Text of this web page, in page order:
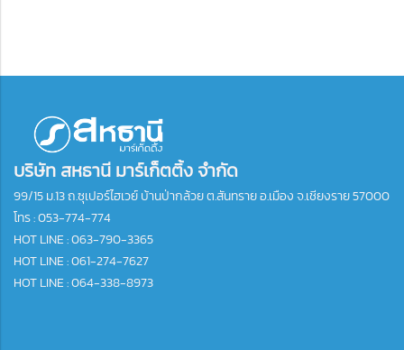
บริษัท สหธานี มาร์เก็ตติ้ง จำกัด
99/15 ม.13 ถ.ซุเปอร์ไฮเวย์ บ้านป่ากล้วย ต.สันทราย อ.เมือง จ.เชียงราย 57000
โทร :053-774-774
HOT LINE : 063-790-3365
HOT LINE : 061-274-7627
HOT LINE : 064-338-8973